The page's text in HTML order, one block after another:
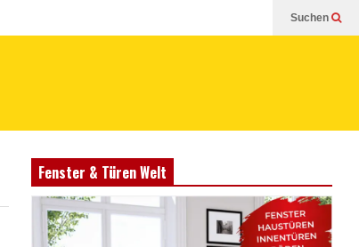
Suchen
Fenster & Türen Welt